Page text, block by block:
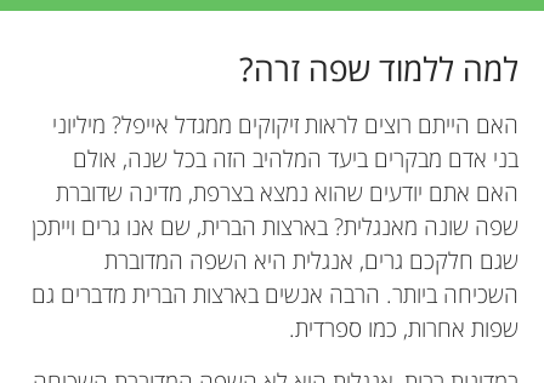
למה ללמוד שפה זרה?
האם הייתם רוצים לראות זיקוקים ממגדל אייפל? מיליוני
בני אדם מבקרים ביעד המלהיב הזה בכל שנה, אולם
האם אתם יודעים שהוא נמצא בצרפת, מדינה שדוברת
שפה שונה מאנגלית? בארצות הברית, שם אנו גרים וייתכן
שגם חלקכם גרים, אנגלית היא השפה המדוברת
השכיחה ביותר. הרבה אנשים בארצות הברית מדברים גם
שפות אחרות, כמו ספרדית.